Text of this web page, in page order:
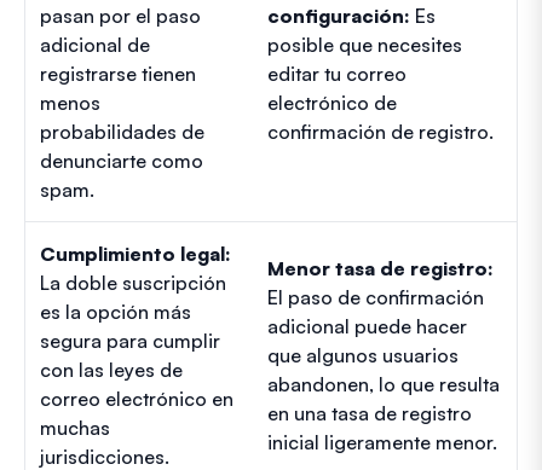
pasan por el paso
adicional de
registrarse tienen
menos
probabilidades de
denunciarte como
spam.
configuración: Es
posible que necesites
editar tu correo
electrónico de
confirmación de registro.
Cumplimiento legal:
La doble suscripción
es la opción más
segura para cumplir
con las leyes de
correo electrónico en
muchas
jurisdicciones.
Menor tasa de registro:
El paso de confirmación
adicional puede hacer
que algunos usuarios
abandonen, lo que resulta
en una tasa de registro
inicial ligeramente menor.